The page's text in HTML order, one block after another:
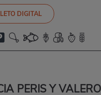
DIGITAL
PERIS Y VALERO